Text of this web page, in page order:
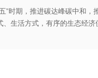
”时期，推进碳达峰碳中和，
、生活方式，有序的生态经济